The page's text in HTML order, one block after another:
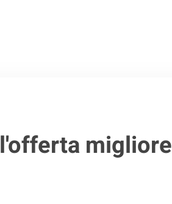
l'offerta migliore